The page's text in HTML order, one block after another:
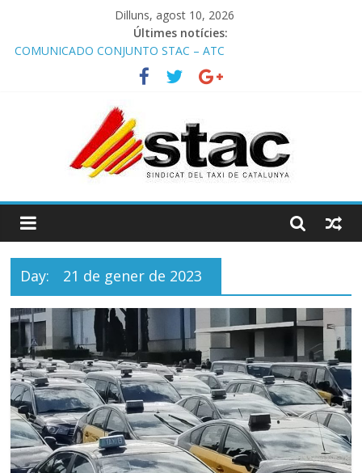
Dilluns, agost 10, 2026
Últimes notícies:
COMUNICADO CONJUNTO STAC – ATC
Comunicado STAC/ ATC de la reunión con los Mossos d
‘Esquadra del aeropuerto de Barcelona.
Programa de Radio TAXI LIBRE 29.07.2026 en COOLTURA FM.
STAC/ATC SOLICITAN TAULA TÈCNICA PARA MEJORAR LA
OPERATIVA DE ENTRADA EN EL PUERTO DE BARCELONA.
Programa de Radio TAXI LIBRE 22.07.2026 en COOLTURA FM.
Day: 21 de gener de 2023